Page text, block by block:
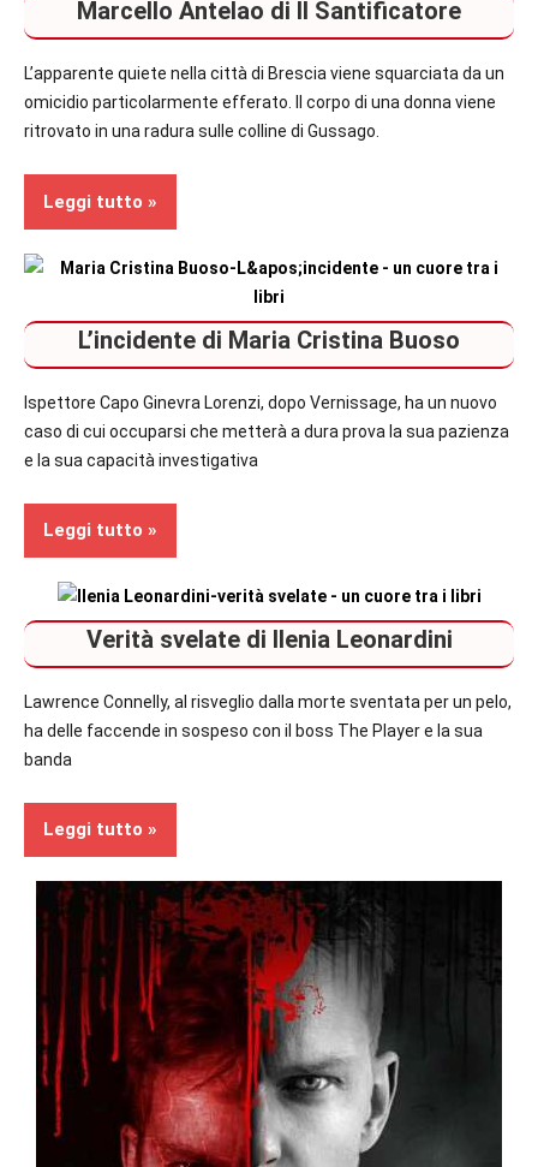
Marcello Antelao di Il Santificatore
L’apparente quiete nella città di Brescia viene squarciata da un
omicidio particolarmente efferato. Il corpo di una donna viene
ritrovato in una radura sulle colline di Gussago.
Leggi tutto
piano
Recensioni
Thriller
L’incidente di Maria Cristina Buoso
Ispettore Capo Ginevra Lorenzi, dopo Vernissage, ha un nuovo
caso di cui occuparsi che metterà a dura prova la sua pazienza
e la sua capacità investigativa
Leggi tutto
secondo
piano
Recensioni
Verità svelate di Ilenia Leonardini
Lawrence Connelly, al risveglio dalla morte sventata per un pelo,
ha delle faccende in sospeso con il boss The Player e la sua
banda
Leggi tutto
In
secondo
piano
Recensioni
Thriller